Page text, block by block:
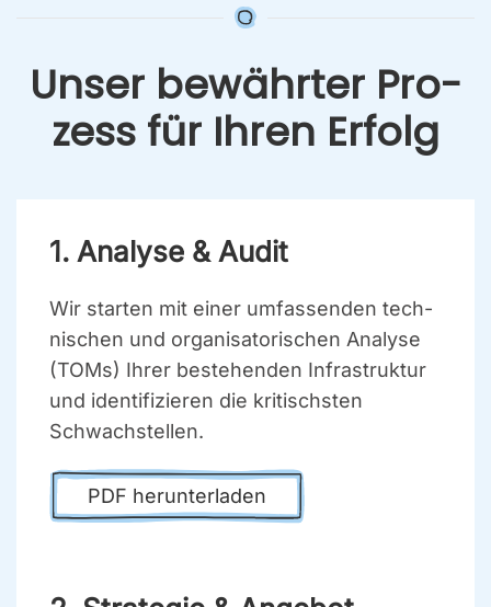
Unser bewähr­ter Pro­
zess für Ihren Erfolg
1. Ana­ly­se & Audit
Wir star­ten mit einer umfas­sen­den tech­
ni­schen und orga­ni­sa­to­ri­schen Ana­ly­se
(TOMs) Ihrer bestehen­den Infra­struk­tur
und iden­ti­fi­zie­ren die kri­tischs­ten
Schwach­stel­len.
PDF her­un­ter­la­den